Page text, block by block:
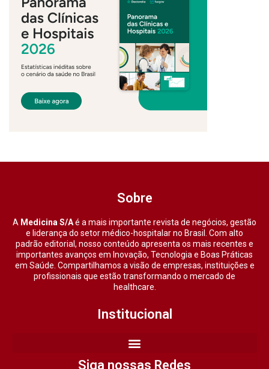
Sobre
A Medicina S/Aé a mais importante revista de negócios, gestão
e liderança do setor médico-hospitalar no Brasil. Com alto
padrão editorial, nosso conteúdo apresenta os mais recentes e
importantes avanços em Inovação, Tecnologia e Boas Práticas
em Saúde. Compartilhamos a visão de empresas, instituições e
profissionais que estão transformando o mercado de
healthcare.
Institucional
Siga nossas Redes